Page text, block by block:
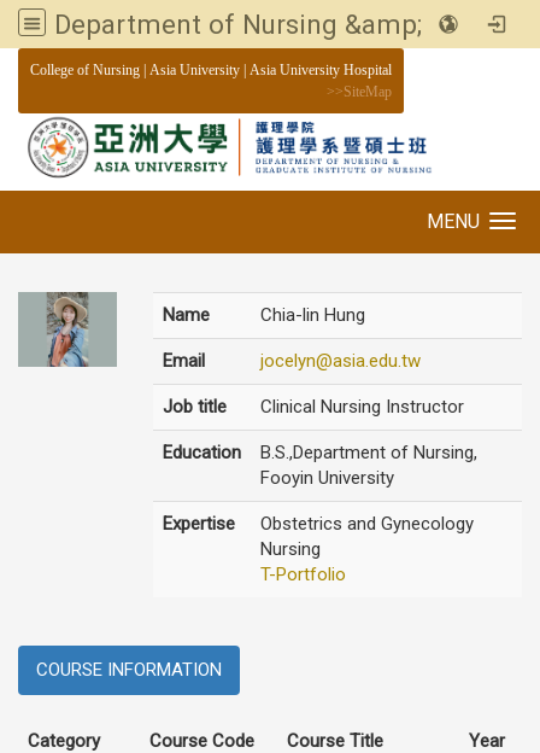
Department of Nursing &amp; Graduate institute of Nursing, Asia University
College of Nursing Asia University Asia University Hospital
>>SiteMap
MENU
Name Chia-lin Hung
Email jocelyn@asia.edu.tw
Job title Clinical Nursing Instructor
Education
B.S.,Department of Nursing,
Fooyin University
Expertise
Obstetrics and Gynecology
Nursing
T-Portfolio
COURSE INFORMATION
Category Course Code Course Title Year